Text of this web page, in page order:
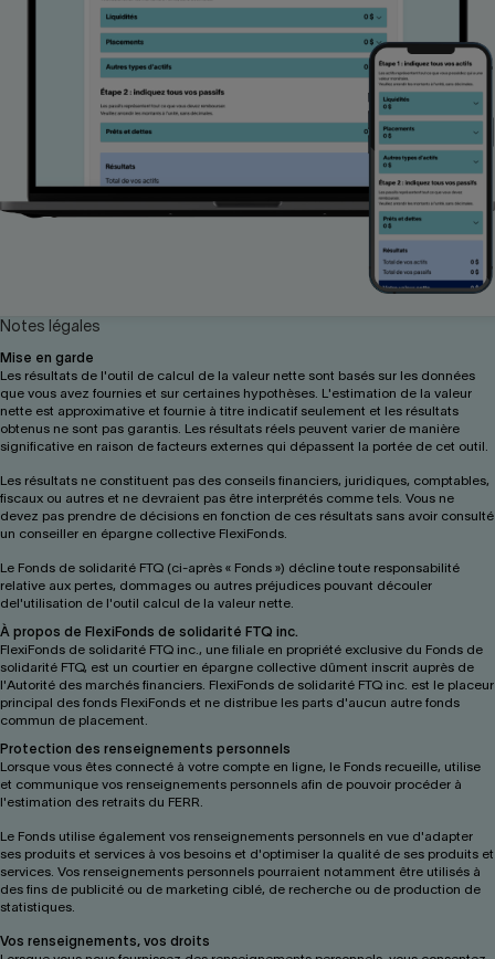
Notes légales
Mise en garde
Les résultats de l'outil de calcul de la valeur nette sont basés sur les données
que vous avez fournies et sur certaines hypothèses. L'estimation de la valeur
nette est approximative et fournie à titre indicatif seulement et les résultats
obtenus ne sont pas garantis. Les résultats réels peuvent varier de manière
significative en raison de facteurs externes qui dépassent la portée de cet outil.
Les résultats ne constituent pas des conseils financiers, juridiques, comptables,
fiscaux ou autres et ne devraient pas être interprétés comme tels. Vous ne
devez pas prendre de décisions en fonction de ces résultats sans avoir consulté
un conseiller en épargne collective FlexiFonds.
Le Fonds de solidarité FTQ (ci-après « Fonds ») décline toute responsabilité
relative aux pertes, dommages ou autres préjudices pouvant découler
del'utilisation de l'outil calcul de la valeur nette.
À propos de FlexiFonds de solidarité FTQ inc.
FlexiFonds de solidarité FTQ inc., une filiale en propriété exclusive du Fonds de
solidarité FTQ, est un courtier en épargne collective dûment inscrit auprès de
l'Autorité des marchés financiers. FlexiFonds de solidarité FTQ inc. est le placeur
principal des fonds FlexiFonds et ne distribue les parts d'aucun autre fonds
commun de placement.
Protection des renseignements personnels
Lorsque vous êtes connecté à votre compte en ligne, le Fonds recueille, utilise
et communique vos renseignements personnels afin de pouvoir procéder à
l'estimation des retraits du FERR.
Le Fonds utilise également vos renseignements personnels en vue d'adapter
ses produits et services à vos besoins et d'optimiser la qualité de ses produits et
services. Vos renseignements personnels pourraient notamment être utilisés à
des fins de publicité ou de marketing ciblé, de recherche ou de production de
statistiques.
Vos renseignements, vos droits